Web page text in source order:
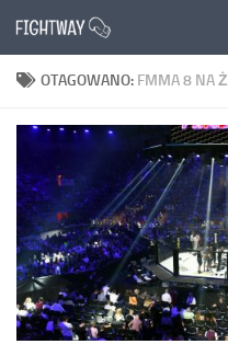
Przejdź do treści
OTAGOWANO: FMMA 8 NA